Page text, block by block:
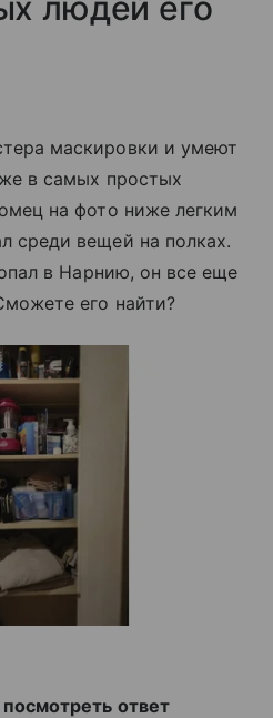
людей его
маскировки и умеют
в самых простых
на фото ниже легким
среди вещей на полках.
в Нарнию, он все еще
его найти?
ответ